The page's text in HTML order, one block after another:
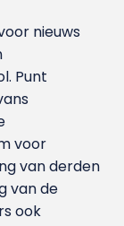
nieuws
Punt
voor
van derden
van de
ook